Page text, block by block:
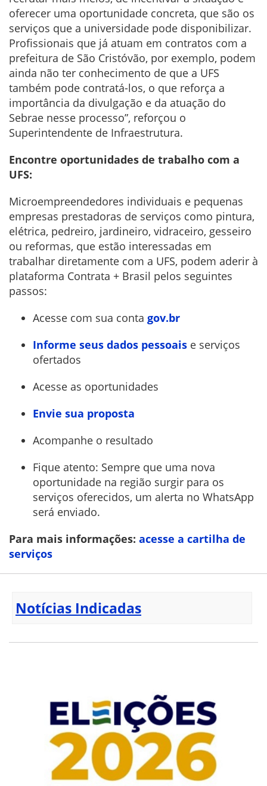
oferecer uma oportunidade concreta, que são os
serviços que a universidade pode disponibilizar.
Profissionais que já atuam em contratos com a
prefeitura de São Cristóvão, por exemplo, podem
ainda não ter conhecimento de que a UFS
também pode contratá-los, o que reforça a
importância da divulgação e da atuação do
Sebrae nesse processo”, reforçou o
Superintendente de Infraestrutura.
Encontre oportunidades de trabalho com a
UFS:
Microempreendedores individuais e pequenas
empresas prestadoras de serviços como pintura,
elétrica, pedreiro, jardineiro, vidraceiro, gesseiro
ou reformas, que estão interessadas em
trabalhar diretamente com a UFS, podem aderir à
plataforma Contrata + Brasil pelos seguintes
passos:
Acesse com sua conta gov.br
Informe seus dados pessoais e serviços
ofertados
Acesse as oportunidades
Envie sua proposta
Acompanhe o resultado
Fique atento: Sempre que uma nova
oportunidade na região surgir para os
serviços oferecidos, um alerta no WhatsApp
será enviado.
Para mais informações: acesse a cartilha de
serviços
Notícias Indicadas